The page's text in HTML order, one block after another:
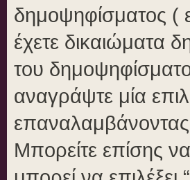
δημοψηφίσματος (
έχετε δικαιώματα
του
αναγράψτε μία
επαναλαμβάνοντας
Μπορείτε επίσης